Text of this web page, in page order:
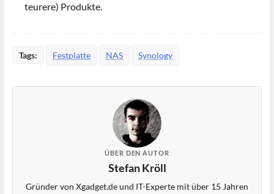
teurere) Produkte.
Tags: Festplatte NAS Synology
ÜBER DEN AUTOR
Stefan Kröll
Gründer von Xgadget.de und IT-Experte mit über 15 Jahren